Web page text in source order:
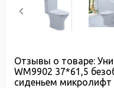
Отзывы о товаре:
WM9902 37*61,5
сиденьем микролифт